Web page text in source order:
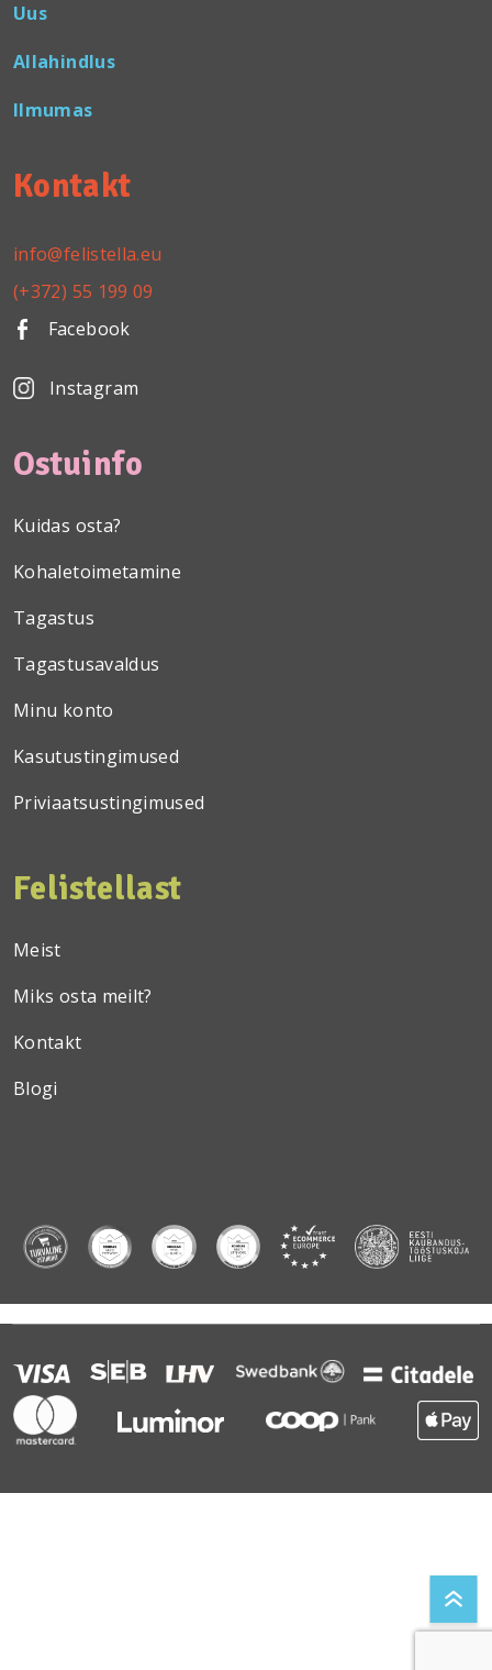
Uus
Allahindlus
Ilmumas
Kontakt
info@felistella.eu
(+372) 55 199 09
Facebook
Instagram
Ostuinfo
Kuidas osta?
Kohaletoimetamine
Tagastus
Tagastusavaldus
Minu konto
Kasutustingimused
Priviaatsustingimused
Felistellast
Meist
Miks osta meilt?
Kontakt
Blogi